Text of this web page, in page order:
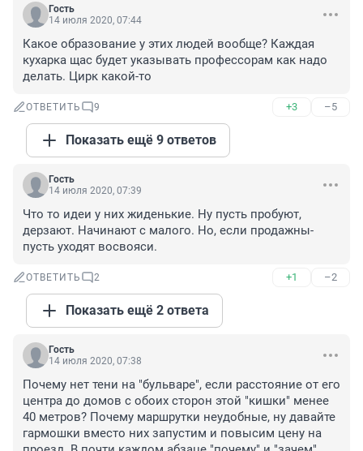
Гость
14 июля 2020, 07:44
Какое образование у этих людей вообще? Каждая
кухарка щас будет указывать профессорам как надо
делать. Цирк какой-то
ОТВЕТИТЬ 9 +3 –5
Показать ещё 9 ответов
Гость
14 июля 2020, 07:39
Что то идеи у них жиденькие. Ну пусть пробуют,
дерзают. Начинают с малого. Но, если продажны-
пусть уходят восвояси.
ОТВЕТИТЬ 2 +1 –2
Показать ещё 2 ответа
Гость
14 июля 2020, 07:38
Почему нет тени на "бульваре", если расстояние от его
центра до домов с обоих сторон этой "кишки" менее
40 метров? Почему маршрутки неудобные, ну давайте
гармошки вместо них запустим и повысим цену на